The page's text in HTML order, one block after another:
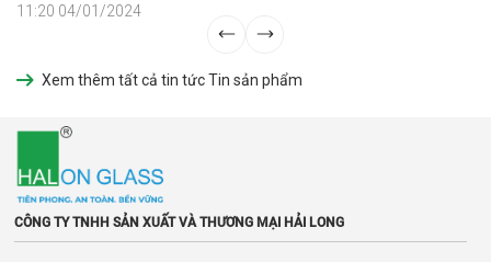
11:20 04/01/2024
Xem thêm tất cả tin tức Tin sản phẩm
CÔNG TY TNHH SẢN XUẤT VÀ THƯƠNG MẠI HẢI LONG